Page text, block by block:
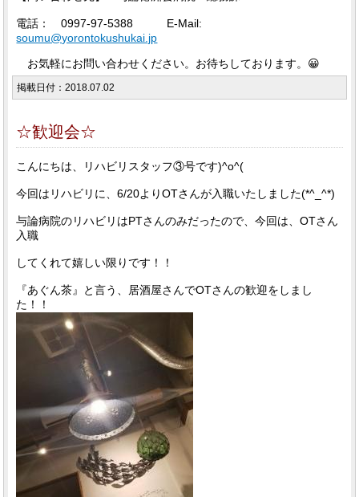
電話： 0997-97-5388 E-Mail:
soumu@yorontokushukai.jp
お気軽にお問い合わせください。お待ちしております。😀
掲載日付：2018.07.02
☆歓迎会☆
こんにちは、リハビリスタッフ③号です)^o^(
今回はリハビリに、6/20よりOTさんが入職いたしました(*^_^*)
与論病院のリハビリはPTさんのみだったので、今回は、OTさん
入職
してくれて嬉しい限りです！！
『あぐん茶』と言う、居酒屋さんでOTさんの歓迎をしまし
た！！